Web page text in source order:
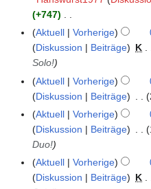
g
s
u
n
g
n
f
a
s
s
u
n
g
u
a
m
e
n
f
a
s
s
u
g
s
z
u
a
m
m
e
n
f
a
t
u
n
g
s
z
s
a
m
e
e
a
r
b
e
i
t
u
n
g
s
i
e
B
a
r
b
e
i
t
u
+747
K
e
i
e
B
e
a
r
b
e
1
e
Aktuell Vorherige
Diskussion
Beiträge K
Solo!
Aktuell
Vorherige
Diskussion
Beiträge
K
e
i
e
B
Aktuell Vorherige
Diskussion
Beiträge
Duo!
Aktuell
Vorherige
Diskussion
Beiträge K